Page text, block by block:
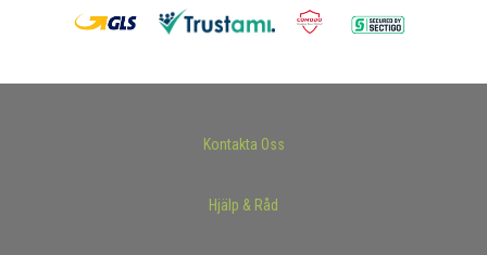
Kontakta Oss
Hjälp & Råd